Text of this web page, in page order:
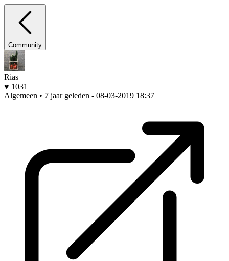
Community
Rias
♥ 1031
Algemeen • 7 jaar geleden - 08-03-2019 18:37